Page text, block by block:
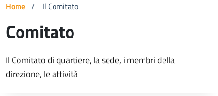
Home / Il Comitato
Comitato
Il Comitato di quartiere, la sede, i membri della
direzione, le attività